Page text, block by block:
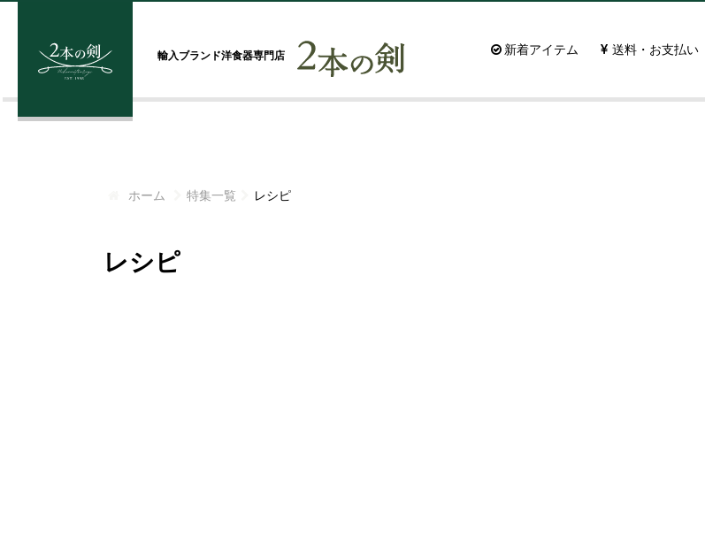
輸入ブランド洋食器専門店 新着アイテム 送料・お支払い
ホーム 特集一覧 レシピ
レシピ